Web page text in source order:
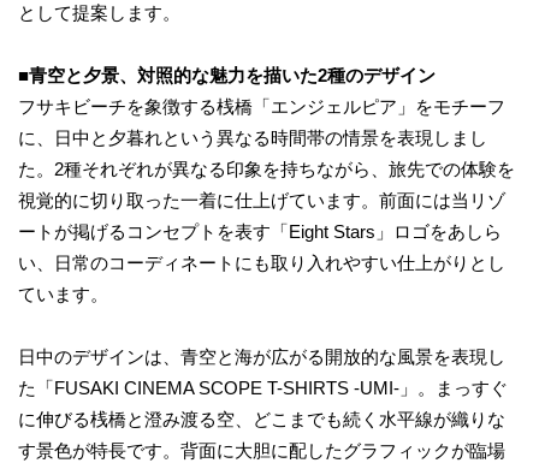
として提案します。
■青空と夕景、対照的な魅力を描いた2種のデザイン
フサキビーチを象徴する桟橋「エンジェルピア」をモチーフ
に、日中と夕暮れという異なる時間帯の情景を表現しまし
た。2種それぞれが異なる印象を持ちながら、旅先での体験を
視覚的に切り取った一着に仕上げています。前面には当リゾ
ートが掲げるコンセプトを表す「Eight Stars」ロゴをあしら
い、日常のコーディネートにも取り入れやすい仕上がりとし
ています。
日中のデザインは、青空と海が広がる開放的な風景を表現し
た「FUSAKI CINEMA SCOPE T-SHIRTS -UMI-」。まっすぐ
に伸びる桟橋と澄み渡る空、どこまでも続く水平線が織りな
す景色が特長です。背面に大胆に配したグラフィックが臨場